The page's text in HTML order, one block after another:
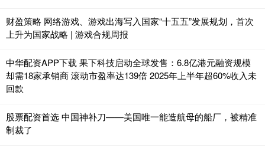
财盈策略 网络游戏、游戏出海写入国家“十五五”发展规划，首次
上升为国家战略 | 游戏合规周报
中华配资APP下载 果下科技启动全球发售：6.8亿港元融资规模
却需18家承销商 滚动市盈率达139倍 2025年上半年超60%收入未
回款
股票配资首选 中国神补刀——美国唯一能造航母的船厂，被精准
制裁了